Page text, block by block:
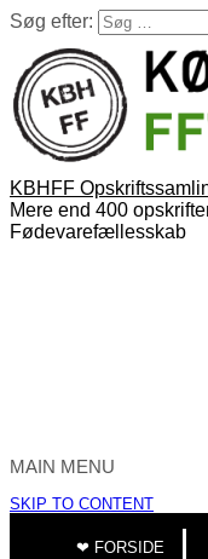
Søg efter:
KBHFF
Mere end 400
Fødevarefællesskab
MAIN MENU
SKIP TO CONTENT
❤︎ FORSIDE